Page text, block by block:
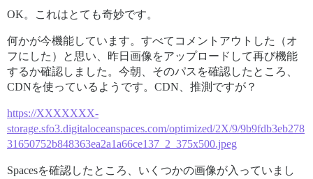
OK。これはとても奇妙です。
何かが今機能しています。すべてコメントアウトした（オ
フにした）と思い、昨日画像をアップロードして再び機能
するか確認しました。今朝、そのパスを確認したところ、
CDNを使っているようです。CDN、推測ですが？
https://XXXXXXX-
storage.sfo3.digitaloceanspaces.com/optimized/2X/9/9b9fdb3eb278
31650752b848363ea2a1a66ce137_2_375x500.jpeg
Spacesを確認したところ、いくつかの画像が入っていまし